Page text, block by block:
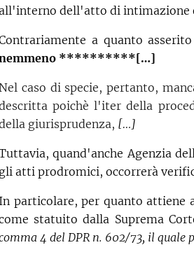
dell'atto di intimazione
a quanto
**********[…]
Nel caso di specie, pertanto,
poichè l'iter della
giurisprudenza, […]
quand'anche Agenzia
gli atti prodromici, occorrerà
In particolare, per quanto attiene
statuito dalla Suprema
4 del DPR n. 602/73, il quale